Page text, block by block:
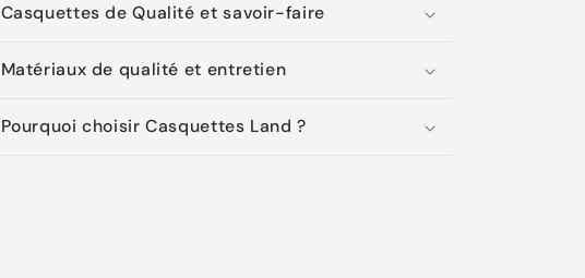
Casquettes de Qualité et savoir-faire
Matériaux de qualité et entretien
Pourquoi choisir Casquettes Land ?